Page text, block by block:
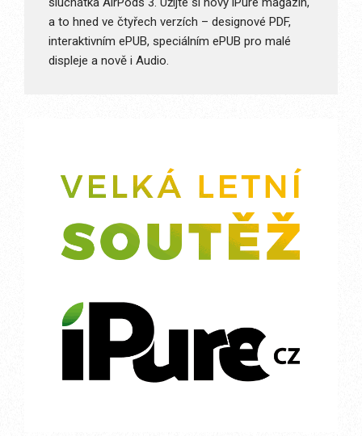
a to hned ve čtyřech verzích – designové PDF,
interaktivním ePUB, speciálním ePUB pro malé
displeje a nově i Audio.